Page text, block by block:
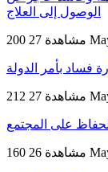
الوصول إلى العلاج
200 مشاهدة 27
فساد بأمر الدولة
212 مشاهدة 27
على المجتمع
160 مشاهدة 26